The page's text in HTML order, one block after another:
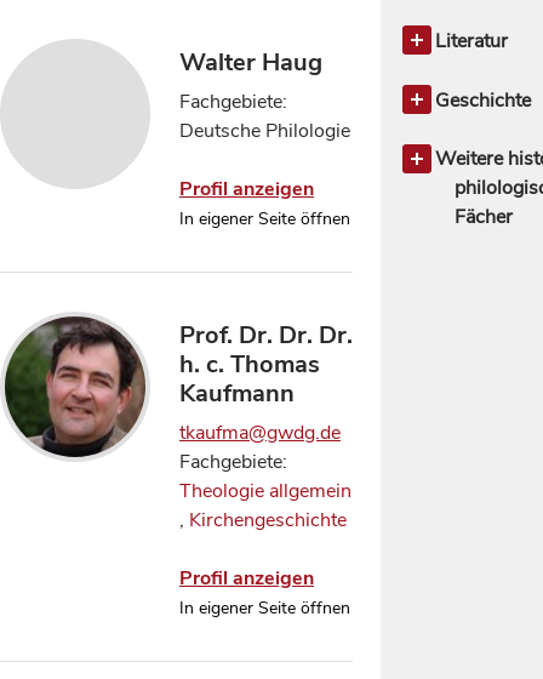
Walter Haug
Fachgebiete:
Deutsche Philologie
Profil anzeigen
In eigener Seite öffnen
Prof. Dr. Dr. Dr.
h. c. Thomas
Kaufmann
tkaufma@gwdg.de
Fachgebiete:
Theologie allgemein
, Kirchengeschichte
Profil anzeigen
In eigener Seite öffnen
Zivilrecht
Literatur
allgemein
verwandte
Romanische
Geschichte
Weitere
Fächer